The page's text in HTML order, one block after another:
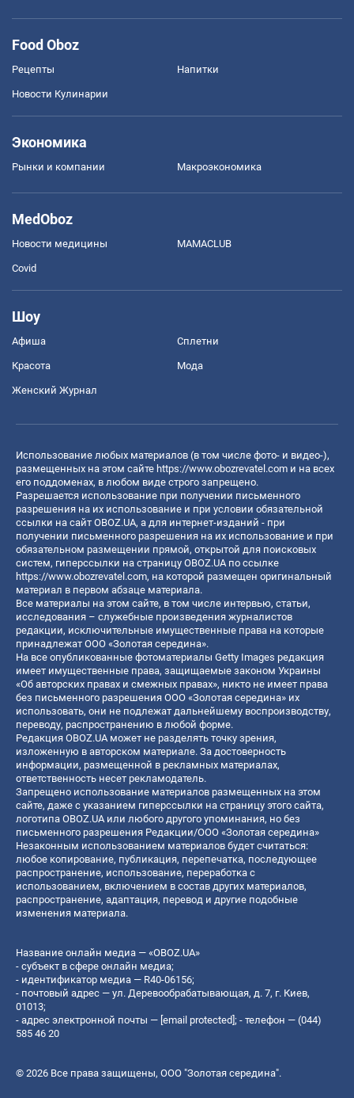
Food Oboz
Рецепты Напитки
Новости Кулинарии
Экономика
Рынки и компании Mакроэкономика
MedOboz
Новости медицины MAMACLUB
Covid
Шоу
Афиша Сплетни
Красота Мода
Женский Журнал
Использование любых материалов (в том числе фото- и видео-),
размещенных на этом сайте https://www.obozrevatel.com и на всех
его поддоменах, в любом виде строго запрещено.
Разрешается использование при получении письменного
разрешения на их использование и при условии обязательной
ссылки на сайт OBOZ.UA, а для интернет-изданий - при
получении письменного разрешения на их использование и при
обязательном размещении прямой, открытой для поисковых
систем, гиперссылки на страницу OBOZ.UA по ссылке
https://www.obozrevatel.com, на которой размещен оригинальный
материал в первом абзаце материала.
Все материалы на этом сайте, в том числе интервью, статьи,
исследования – служебные произведения журналистов
редакции, исключительные имущественные права на которые
принадлежат ООО «Золотая середина».
На все опубликованные фотоматериалы Getty Images редакция
имеет имущественные права, защищаемые законом Украины
«Об авторских правах и смежных правах», никто не имеет права
без письменного разрешения ООО «Золотая середина» их
использовать, они не подлежат дальнейшему воспроизводству,
переводу, распространению в любой форме.
Редакция OBOZ.UA может не разделять точку зрения,
изложенную в авторском материале. За достоверность
информации, размещенной в рекламных материалах,
ответственность несет рекламодатель.
Запрещено использование материалов размещенных на этом
сайте, даже с указанием гиперссылки на страницу этого сайта,
логотипа OBOZ.UA или любого другого упоминания, но без
письменного разрешения Редакции/ООО «Золотая середина»
Незаконным использованием материалов будет считаться:
любое копирование, публикация, перепечатка, последующее
распространение, использование, переработка с
использованием, включением в состав других материалов,
распространение, адаптация, перевод и другие подобные
изменения материала.
Название онлайн медиа — «OBOZ.UA»
- субъект в сфере онлайн медиа;
- идентификатор медиа — R40-06156;
- почтовый адрес — ул. Деревообрабатывающая, д. 7, г. Киев,
01013;
- адрес электронной почты — [email protected]; - телефон — (044)
585 46 20
© 2026 Все права защищены, ООО "Золотая середина".